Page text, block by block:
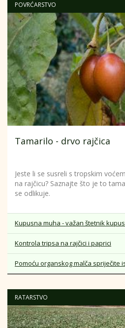
POVRĆARSTVO
Tamarilo - drvo rajčica
Jeste li se susreli s tropskim
na rajčicu? Saznajte što je to
se odlikuje.
Kupusna muha - važan štetnik
Kontrola tripsa na rajčici i paprici
Pomoću organskog malča spriječite
RATARSTVO